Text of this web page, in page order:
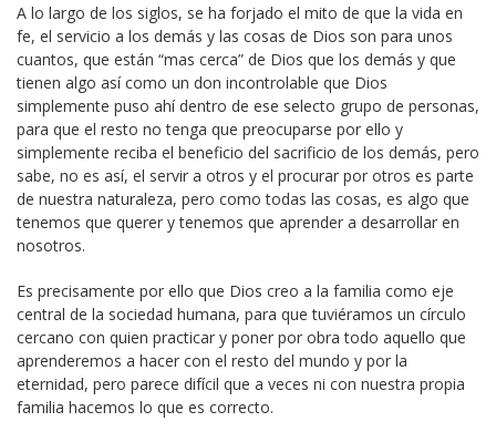
A lo largo de los siglos, se ha forjado el mito de que la vida en
fe, el servicio a los demás y las cosas de Dios son para unos
cuantos, que están “mas cerca” de Dios que los demás y que
tienen algo así como un don incontrolable que Dios
simplemente puso ahí dentro de ese selecto grupo de personas,
para que el resto no tenga que preocuparse por ello y
simplemente reciba el beneficio del sacrificio de los demás, pero
sabe, no es así, el servir a otros y el procurar por otros es parte
de nuestra naturaleza, pero como todas las cosas, es algo que
tenemos que querer y tenemos que aprender a desarrollar en
nosotros.
Es precisamente por ello que Dios creo a la familia como eje
central de la sociedad humana, para que tuviéramos un círculo
cercano con quien practicar y poner por obra todo aquello que
aprenderemos a hacer con el resto del mundo y por la
eternidad, pero parece difícil que a veces ni con nuestra propia
familia hacemos lo que es correcto.